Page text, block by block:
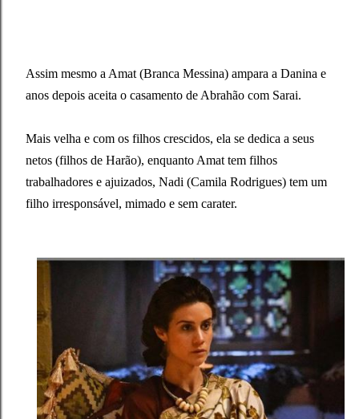
Assim mesmo a Amat (Branca Messina) ampara a Danina e
anos depois aceita o casamento de Abrahão com Sarai.
Mais velha e com os filhos crescidos, ela se dedica a seus
netos (filhos de Harão), enquanto Amat tem filhos
trabalhadores e ajuizados, Nadi (Camila Rodrigues) tem um
filho irresponsável, mimado e sem carater.